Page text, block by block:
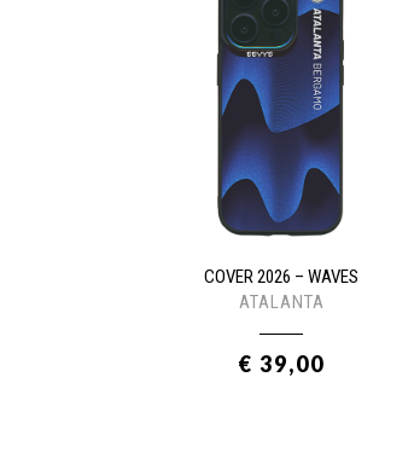
COVER 2026 – WAVES
ATALANTA
€ 39,00